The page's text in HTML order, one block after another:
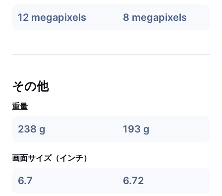
12 megapixels 8 megapixels
その他
重量
238 g 193 g
画面サイズ（インチ）
6.7 6.72